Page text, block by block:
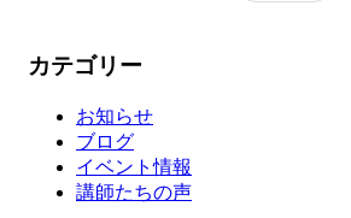
カテゴリー
お知らせ
ブログ
イベント情報
講師たちの声